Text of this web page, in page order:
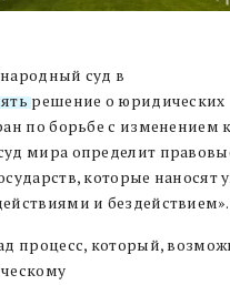
суд в
решение о юридических
по борьбе с изменением
мира определит
которые наносят
и бездействием».
процесс, который,